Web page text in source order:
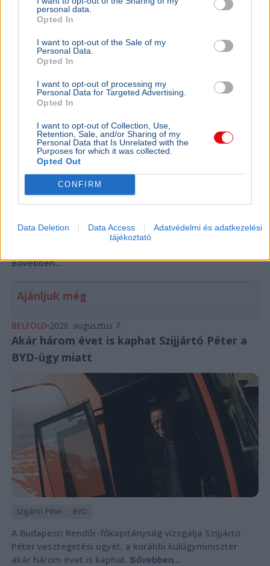
personal data.
Opted In
I want to opt-out of the Sale of my
Personal Data.
Opted In
I want to opt-out of processing my
Personal Data for Targeted Advertising.
Opted In
I want to opt-out of Collection, Use,
Retention, Sale, and/or Sharing of my
Personal Data that Is Unrelated with the
Purposes for which it was collected.
Opted Out
CONFIRM
Data Deletion Data Access
Adatvédelmi és adatkezelési
tájékoztató
BELFÖLD 2026. augusztus 8.
energiaválság alatt
Egy szerb regionális portál fotókkal dokumentálta, hogy
Orbán Viktor a gučai trombitafesztiválon sörözött,
Bővebben...
Ajánljuk még
BELFÖLD 2026. augusztus 7.
Akár három évet is kaphat Szijjártó Péter a
BYD-ügy miatt
Szijjártó Péter BYD
A Budapesti Rendőr-főkapitányság vizsgálja Szijjártó
Péter vesztegetési ügyét, a korábbi külügyminiszter
akár három évet is kaphat. Bővebben...